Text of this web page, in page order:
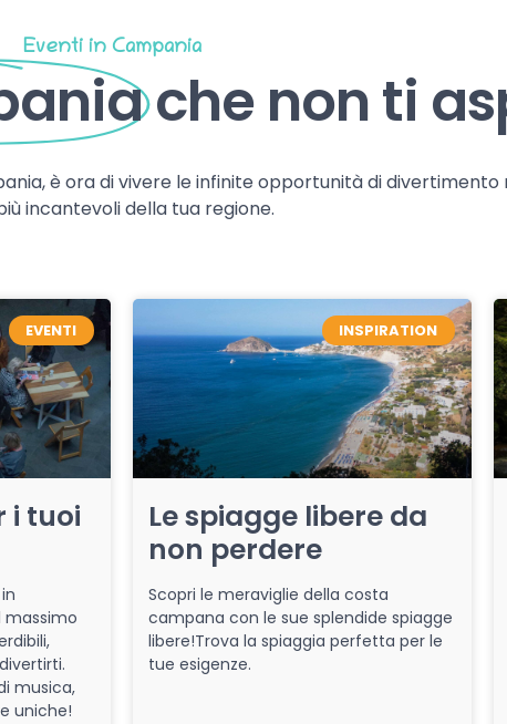
Eventi in Campania
che non ti
è ora di vivere le infinite opportunità di divertimento
incantevoli della tua regione.
EVENTI
i tuoi
massimo
musica,
uniche!
INSPIRATION
Le spiagge libere da
non perdere
Scopri le meraviglie della costa
campana con le sue splendide spiagge
libere!Trova la spiaggia perfetta per le
tue esigenze.